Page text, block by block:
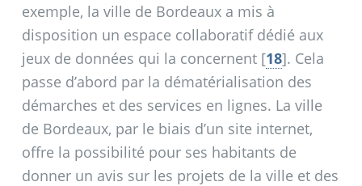
exemple, la ville de Bordeaux a mis à
disposition un espace collaboratif dédié aux
jeux de données qui la concernent[18]. Cela
passe d’abord par la dématérialisation des
démarches et des services en lignes. La ville
de Bordeaux, par le biais d’un site internet,
offre la possibilité pour ses habitants de
donner un avis sur les projets de la ville et des